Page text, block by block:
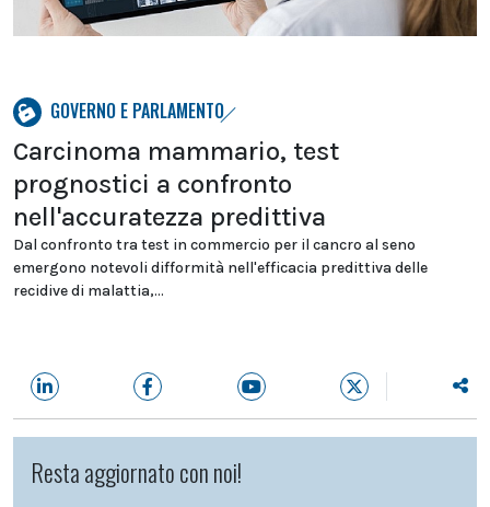
GOVERNO E PARLAMENTO
Carcinoma mammario, test
prognostici a confronto
nell'accuratezza predittiva
Dal confronto tra test in commercio per il cancro al seno
emergono notevoli difformità nell'efficacia predittiva delle
recidive di malattia,...
Resta aggiornato con noi!